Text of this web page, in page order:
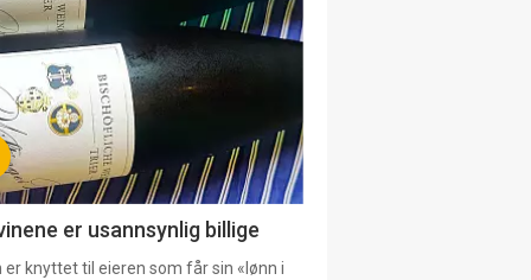
er usannsynlig billige
er knyttet til eieren som får sin «lønn i